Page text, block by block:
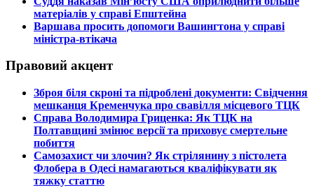
матеріалів у справі Епштейна
​Варшава просить допомоги Вашингтона у справі
міністра-втікача
Правовий акцент
​Зброя біля скроні та підроблені документи: Свідчення
мешканця Кременчука про свавілля місцевого ТЦК
​Справа Володимира Гриценка: Як ТЦК на
Полтавщині змінює версії та приховує смертельне
побиття
​Самозахист чи злочин? Як стрілянину з пістолета
Флобера в Одесі намагаються кваліфікувати як
тяжку статтю